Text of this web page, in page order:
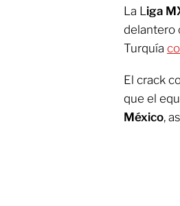
La Liga
delantero
Turquía
El crack
que el
México,